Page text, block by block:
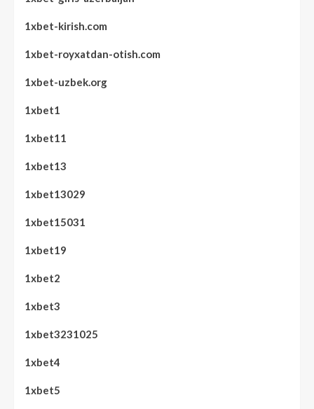
1xbet-kirish.com
1xbet-royxatdan-otish.com
1xbet-uzbek.org
1xbet1
1xbet11
1xbet13
1xbet13029
1xbet15031
1xbet19
1xbet2
1xbet3
1xbet3231025
1xbet4
1xbet5